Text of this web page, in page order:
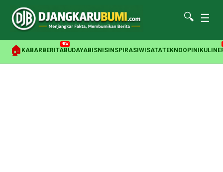
🔍 ☰
🏠 KABAR BERITA
NEW
BUDAYABISNIS INSPIRASI WISATATEKNOOPINI